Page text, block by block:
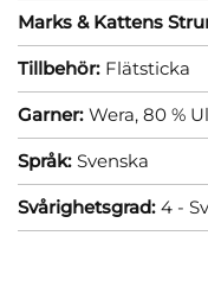
Marks & Kattens
Tillbehör: Flätsticka
Garner: Wera, 80 %
Språk: Svenska
Svårighetsgrad: 4 -